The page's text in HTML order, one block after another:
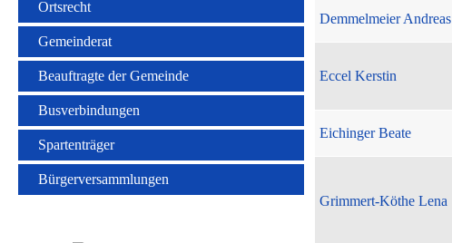
Ortsrecht
Gemeinderat
Beauftragte der Gemeinde
Busverbindungen
Spartenträger
Bürgerversammlungen
Demmelmeier Andreas
Eccel Kerstin
Eichinger Beate
Grimmert-Köthe Lena